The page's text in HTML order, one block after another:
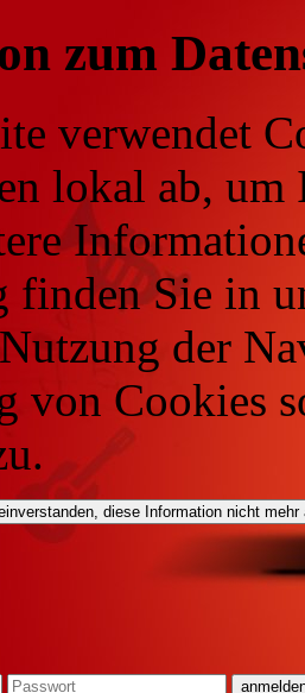
zum
verwendet
lokal ab, um
finden Sie in
der
von Cookies
diese Information nicht mehr